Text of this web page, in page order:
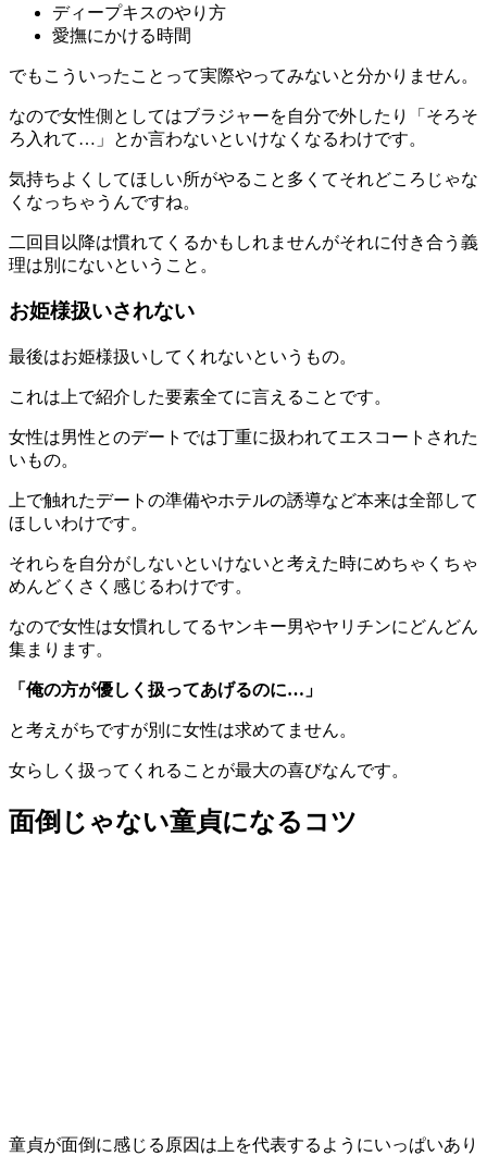
ディープキスのやり方
愛撫にかける時間
でもこういったことって実際やってみないと分かりません。
なので女性側としてはブラジャーを自分で外したり「そろそ
ろ入れて…」とか言わないといけなくなるわけです。
気持ちよくしてほしい所がやること多くてそれどころじゃな
くなっちゃうんですね。
二回目以降は慣れてくるかもしれませんがそれに付き合う義
理は別にないということ。
お姫様扱いされない
最後はお姫様扱いしてくれないというもの。
これは上で紹介した要素全てに言えることです。
女性は男性とのデートでは丁重に扱われてエスコートされた
いもの。
上で触れたデートの準備やホテルの誘導など本来は全部して
ほしいわけです。
それらを自分がしないといけないと考えた時にめちゃくちゃ
めんどくさく感じるわけです。
なので女性は女慣れしてるヤンキー男やヤリチンにどんどん
集まります。
「俺の方が優しく扱ってあげるのに…」
と考えがちですが別に女性は求めてません。
女らしく扱ってくれることが最大の喜びなんです。
面倒じゃない童貞になるコツ
童貞が面倒に感じる原因は上を代表するようにいっぱいあり